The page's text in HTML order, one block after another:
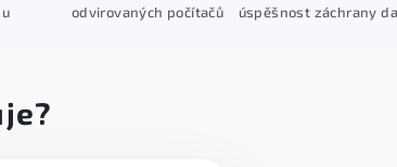
odvirovaných počítačů úspěšnost záchrany